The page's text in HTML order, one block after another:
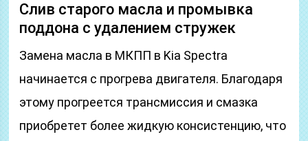
Слив старого масла и промывка
поддона с удалением стружек
Замена масла в МКПП в Kia Spectra
начинается с прогрева двигателя. Благодаря
этому прогреется трансмиссия и смазка
приобретет более жидкую консистенцию, что